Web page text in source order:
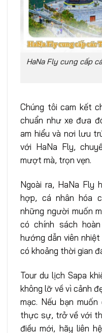
HaNa Fly cung cấp
Chúng tôi cam kết
chuẩn như xe đưa
am hiểu và nơi lưu
với HaNa Fly,
mượt mà, trọn vẹn.
Ngoài ra, HaNa
hợp, cá nhân hóa
những người muốn
có chính sách
hướng dẫn viên
có khoảng thời gian
Tour du lịch Sapa
không lỡ về vì cảnh
mạc. Nếu bạn
thực sự, trở về với
điều mới, hãy liên